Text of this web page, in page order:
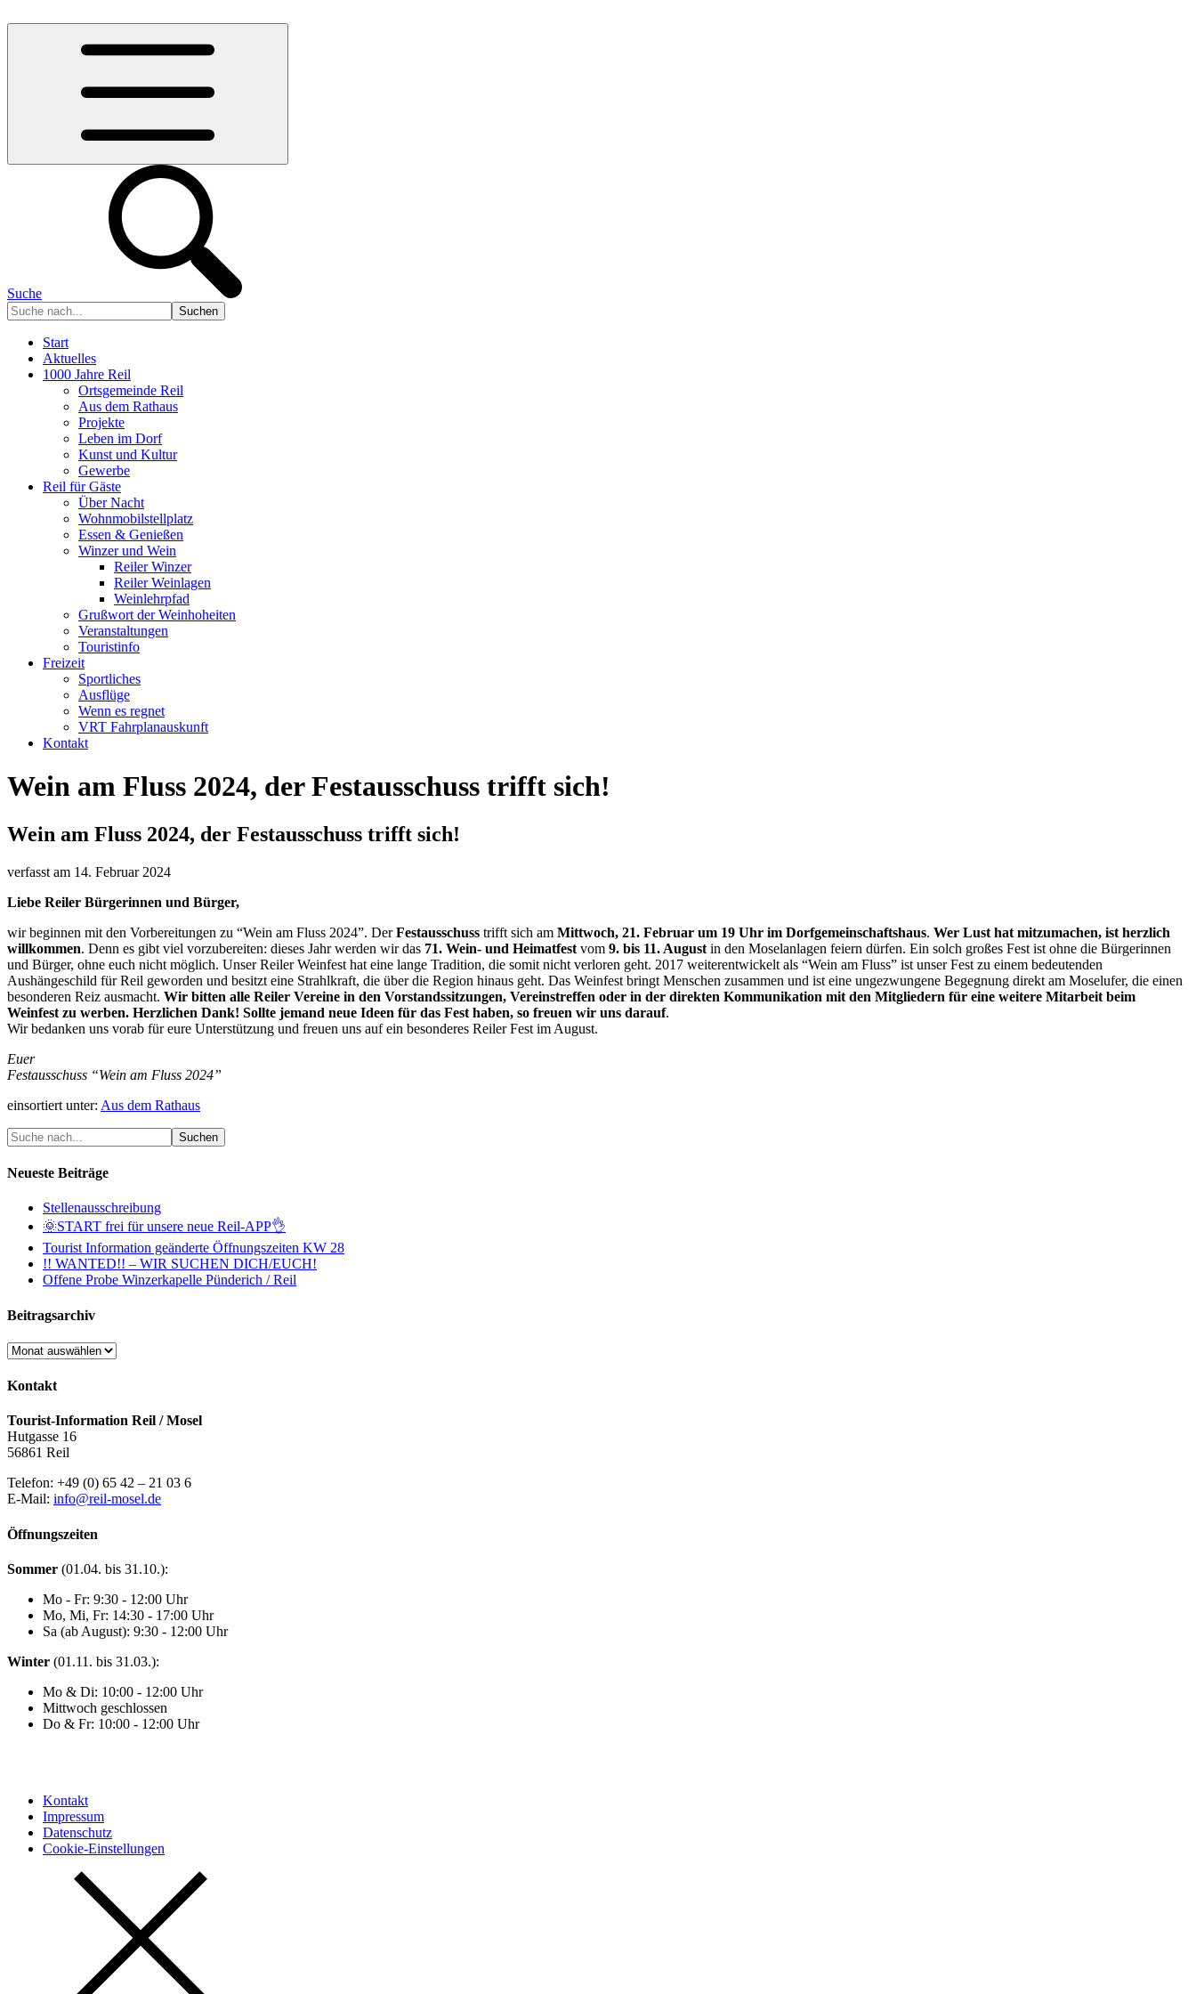
Suche
Start
Aktuelles
1000 Jahre Reil
Ortsgemeinde Reil
Aus dem Rathaus
Projekte
Leben im Dorf
Kunst und Kultur
Gewerbe
Reil für Gäste
Über Nacht
Wohnmobilstellplatz
Essen & Genießen
Winzer und Wein
Reiler Winzer
Reiler Weinlagen
Weinlehrpfad
Grußwort der Weinhoheiten
Veranstaltungen
Touristinfo
Freizeit
Sportliches
Ausflüge
Wenn es regnet
VRT Fahrplanauskunft
Kontakt
Wein am Fluss 2024, der Festausschuss trifft sich!
Wein am Fluss 2024, der Festausschuss trifft sich!
verfasst am 14. Februar 2024
Liebe Reiler Bürgerinnen und Bürger,
wir beginnen mit den Vorbereitungen zu “Wein am Fluss 2024”. DerFestausschuss trifft sich am Mittwoch, 21. Februar um 19 Uhr im Dorfgemeinschaftshaus. Wer Lust hat mitzumachen, ist herzlich
willkommen. Denn es gibt viel vorzubereiten: dieses Jahr werden wir das 71. Wein- und Heimatfest vom 9. bis 11. August in den Moselanlagen feiern dürfen. Ein solch großes Fest ist ohne die Bürgerinnen
und Bürger, ohne euch nicht möglich. Unser Reiler Weinfest hat eine lange Tradition, die somit nicht verloren geht. 2017 weiterentwickelt als “Wein am Fluss” ist unser Fest zu einem bedeutenden
Aushängeschild für Reil geworden und besitzt eine Strahlkraft, die über die Region hinaus geht. Das Weinfest bringt Menschen zusammen und ist eine ungezwungene Begegnung direkt am Moselufer, die einen
besonderen Reiz ausmacht. Wir bitten alle Reiler Vereine in den Vorstandssitzungen, Vereinstreffen oder in der direkten Kommunikation mit den Mitgliedern für eine weitere Mitarbeit beim
Weinfest zu werben. Herzlichen Dank! Sollte jemand neue Ideen für das Fest haben, so freuen wir uns darauf.
Wir bedanken uns vorab für eure Unterstützung und freuen uns auf ein besonderes Reiler Fest im August.
Euer
Festausschuss “Wein am Fluss 2024”
einsortiert unter: Aus dem Rathaus
Neueste Beiträge
Stellenausschreibung
🌞START frei für unsere neue Reil-APP👌
Tourist Information geänderte Öffnungszeiten KW 28
!! WANTED!! – WIR SUCHEN DICH/EUCH!
Offene Probe Winzerkapelle Pünderich / Reil
Beitragsarchiv
Beitragsarchiv
Kontakt
Tourist-Information Reil / Mosel
Hutgasse 16
56861 Reil
Telefon: +49 (0) 65 42 – 21 03 6
E-Mail: info@reil-mosel.de
Öffnungszeiten
Sommer (01.04. bis 31.10.):
Mo - Fr: 9:30 - 12:00 Uhr
Mo, Mi, Fr: 14:30 - 17:00 Uhr
Sa (ab August): 9:30 - 12:00 Uhr
Winter (01.11. bis 31.03.):
Mo & Di: 10:00 - 12:00 Uhr
Mittwoch geschlossen
Do & Fr: 10:00 - 12:00 Uhr
Kontakt
Impressum
Datenschutz
Cookie-Einstellungen